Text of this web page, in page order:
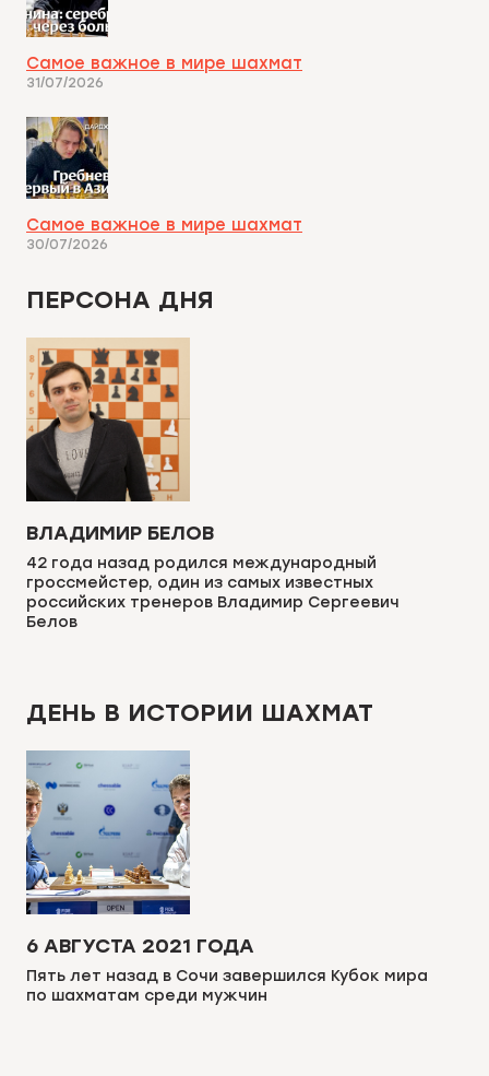
Самое важное в мире шахмат
31/07/2026
Самое важное в мире шахмат
30/07/2026
ПЕРСОНА ДНЯ
ВЛАДИМИР БЕЛОВ
42 года назад родился международный
гроссмейстер, один из самых известных
российских тренеров Владимир Сергеевич
Белов
ДЕНЬ В ИСТОРИИ ШАХМАТ
6 АВГУСТА 2021 ГОДА
Пять лет назад в Сочи завершился Кубок мира
по шахматам среди мужчин